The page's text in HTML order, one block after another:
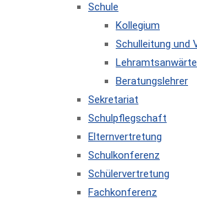
Schule
Kollegium
Schulleitung und
Beratungslehrer
Sekretariat
Schulpflegschaft
Elternvertretung
Schulkonferenz
Schülervertretung
Fachkonferenz